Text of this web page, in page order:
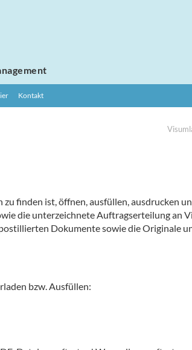
Kontakt
finden ist, öffnen, ausfüllen, ausdrucken
die unterzeichnete Auftragserteilung an
Dokumente sowie die Originale
bzw. Ausfüllen: